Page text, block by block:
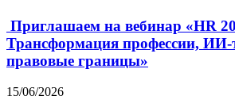
Приглашаем на вебинар «HR
Трансформация профессии, ИИ-
правовые границы»
15/06/2026